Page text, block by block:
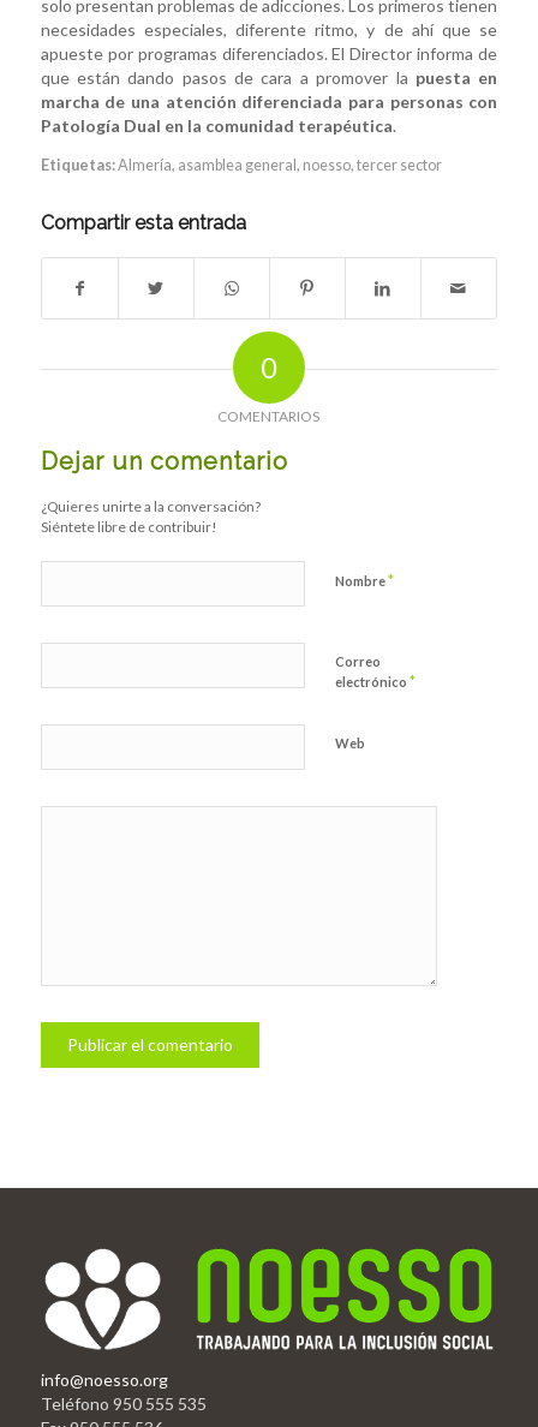
solo presentan problemas de adicciones. Los primeros tienen
necesidades especiales, diferente ritmo, y de ahí que se
apueste por programas diferenciados. El Director informa de
que están dando pasos de cara a promover la puesta en
marcha de una atención diferenciada para personas con
Patología Dual en la comunidad terapéutica.
Etiquetas:Almería, asamblea general , noesso, tercer sector
Compartir esta entrada
0
COMENTARIOS
Dejar un comentario
¿Quieres unirte a la conversación?
Siéntete libre de contribuir!
Nombre*
Correo
electrónico *
Web
info@noesso.org
Teléfono 950 555 535